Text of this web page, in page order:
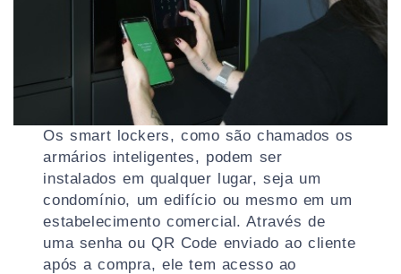
Os smart lockers, como são chamados os
armários inteligentes, podem ser
instalados em qualquer lugar, seja um
condomínio, um edifício ou mesmo em um
estabelecimento comercial. Através de
uma senha ou QR Code enviado ao cliente
após a compra, ele tem acesso ao